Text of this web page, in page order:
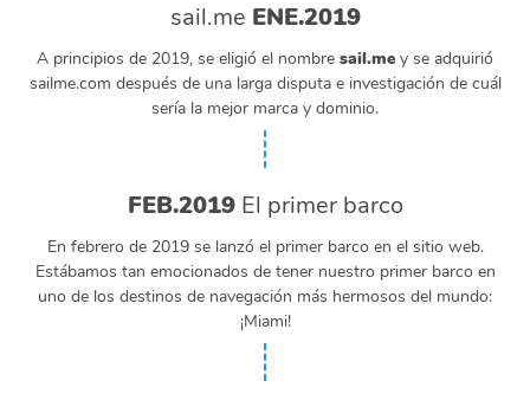
sail.me ENE.2019
A principios de 2019, se eligió el nombre sail.me y se adquirió
sailme.com después de una larga disputa e investigación de cuál
sería la mejor marca y dominio.
FEB.2019El primer barco
En febrero de 2019 se lanzó el primer barco en el sitio web.
Estábamos tan emocionados de tener nuestro primer barco en
uno de los destinos de navegación más hermosos del mundo:
¡Miami!